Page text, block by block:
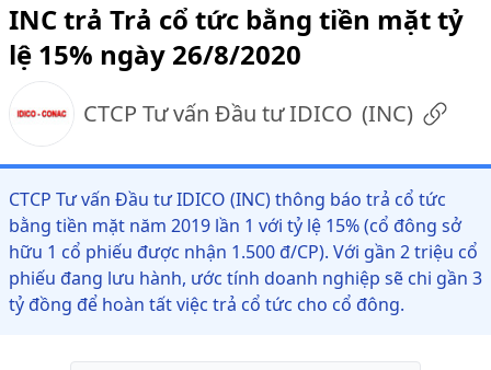
INC trả Trả cổ tức bằng tiền mặt tỷ
lệ 15% ngày 26/8/2020
CTCP Tư vấn Đầu tư IDICO (INC)
CTCP Tư vấn Đầu tư IDICO (INC) thông báo trả cổ tức
bằng tiền mặt năm 2019 lần 1 với tỷ lệ 15% (cổ đông sở
hữu 1 cổ phiếu được nhận 1.500 đ/CP). Với gần 2 triệu cổ
phiếu đang lưu hành, ước tính doanh nghiệp sẽ chi gần 3
tỷ đồng để hoàn tất việc trả cổ tức cho cổ đông.